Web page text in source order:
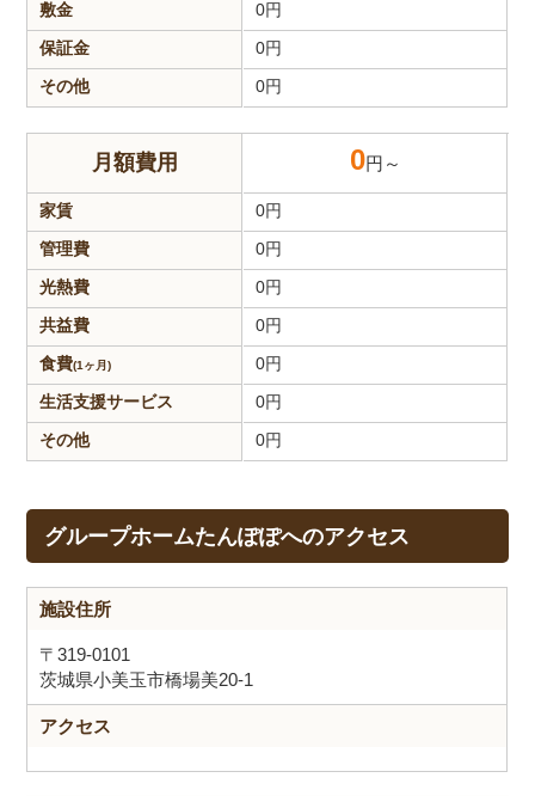
敷金
保証金
その他
0円
0円
0円
月額費用 0円～
家賃
管理費
光熱費
共益費
食費(1ヶ月)
生活支援サービス
その他
0円
0円
0円
0円
0円
0円
0円
グループホームたんぽぽへのアクセス
施設住所
〒319-0101
茨城県小美玉市橋場美20-1
アクセス